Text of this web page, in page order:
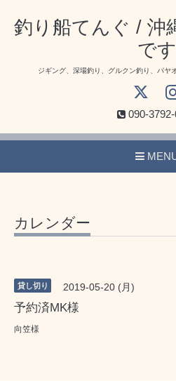
釣り船てんぐ / 沖
です
ジギング、深場釣り、グルクン釣り、パヤ
090-
カレンダー
貸し切り 2019-05-20 (月)
予約済MK様
向笠様